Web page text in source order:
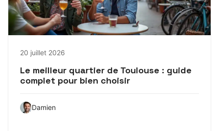
20 juillet 2026
Le meilleur quartier de Toulouse : guide
complet pour bien choisir
Damien